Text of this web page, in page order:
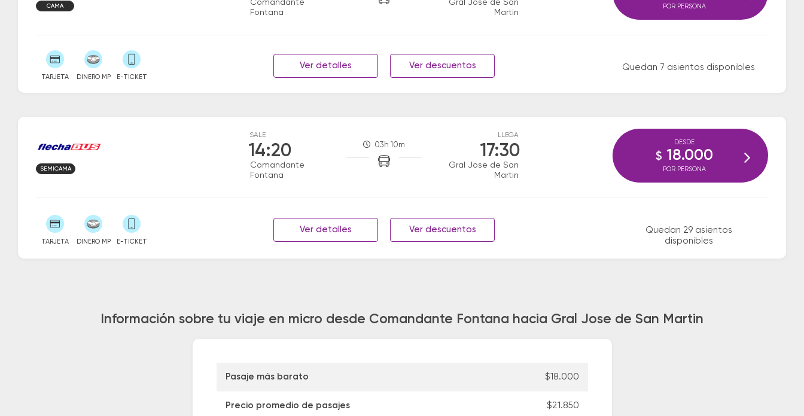
Comandante
Fontana
Gral Jose de San
Martin
CAMA
TARJETA DINERO MP E-TICKET
Ver detalles Ver descuentos Quedan 7 asientos disponibles
POR PERSONA
SALE
14:20
Comandante
Fontana
03h 10m
LLEGA
17:30
Gral Jose de San
Martin
SEMICAMA
TARJETA DINERO MP E-TICKET
Ver detalles Ver descuentos
Quedan 29 asientos
disponibles
DESDE
$ 18.000
POR PERSONA
Información sobre tu viaje en micro desde Comandante Fontana hacia Gral Jose de San Martin
Pasaje más barato $18.000
Precio promedio de pasajes $21.850